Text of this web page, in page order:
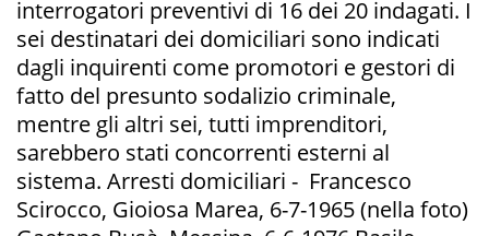
interrogatori preventivi di 16 dei 20 indagati. I
sei destinatari dei domiciliari sono indicati
dagli inquirenti come promotori e gestori di
fatto del presunto sodalizio criminale,
mentre gli altri sei, tutti imprenditori,
sarebbero stati concorrenti esterni al
sistema. Arresti domiciliari - Francesco
Scirocco, Gioiosa Marea, 6-7-1965 (nella foto)